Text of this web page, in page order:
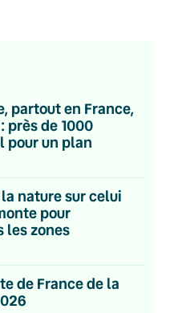
partout en France,
près de 1000
pour un plan
nature sur celui
pour
les zones
de France de la